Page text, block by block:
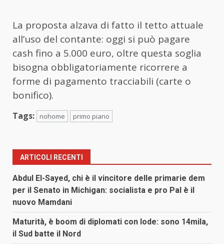
La proposta alzava di fatto il tetto attuale
all’uso del contante: oggi si può pagare
cash fino a 5.000 euro, oltre questa soglia
bisogna obbligatoriamente ricorrere a
forme di pagamento tracciabili (carte o
bonifico).
Tags: nohome primo piano
ARTICOLI RECENTI
Abdul El-Sayed, chi è il vincitore delle primarie dem
per il Senato in Michigan: socialista e pro Pal è il
nuovo Mamdani
Maturità, è boom di diplomati con lode: sono 14mila,
il Sud batte il Nord